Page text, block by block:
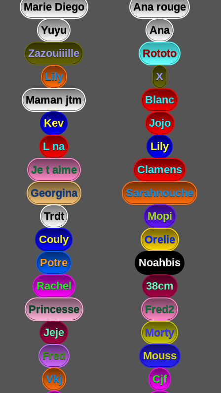
Marie Diego
Ana rouge
Yuyu
Ana
Zazouiiille
Rototo
Lily
X
Maman jtm
Blanc
Kev
Jojo
L na
Lily
Je t aime
Clamens
Georgina
Sarahnouche
Trdt
Mopi
Couly
Orelie
Potre
Noahbis
Rachel
38cm
Princesse
Fred2
Jeje
Morty
Fred
Mouss
Vkj
Cjf